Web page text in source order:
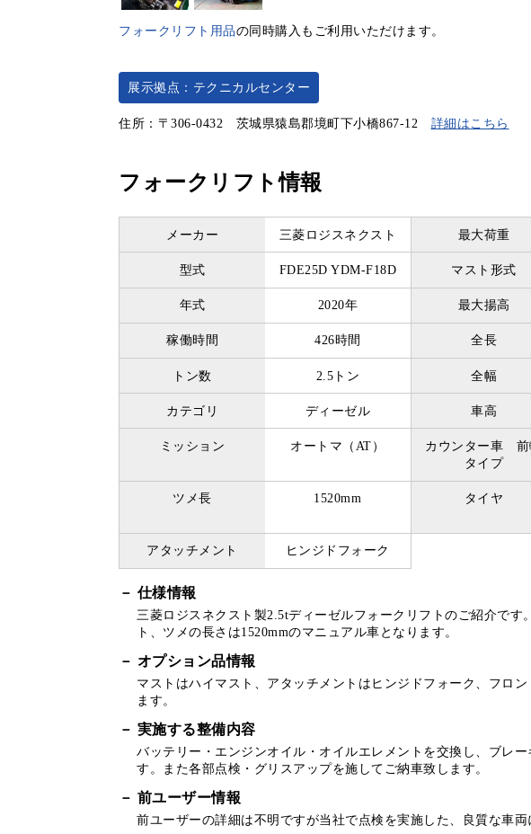
フォークリフト用品の同時購入もご利用いただけます。
展示拠点：テクニカルセンター
住所：〒306-0432 茨城県猿島郡境町下小橋867-12 詳細はこちら
フォークリフト情報
メーカー 三菱ロジスネクスト 最大荷重
型式 FDE25D YDM-F18D マスト形式
年式 2020年 最大揚高
稼働時間 426時間 全長
トン数 2.5トン 全幅
カテゴリ ディーゼル 車高
ミッション オートマ（AT）
カウンター車 前
タイプ
ツメ長 1520mm タイヤ
アタッチメント ヒンジドフォーク
仕様情報
三菱ロジスネクスト製2.5tディーゼルフォークリフトのご紹介です
ト、ツメの長さは1520mmのマニュアル車となります。
オプション品情報
マストはハイマスト、アタッチメントはヒンジドフォーク、フロ
ます。
実施する整備内容
バッテリー・エンジンオイル・オイルエレメントを交換し、ブレ
す。また各部点検・グリスアップを施してご納車致します。
前ユーザー情報
前ユーザーの詳細は不明ですが当社で点検を実施した、良質な車両